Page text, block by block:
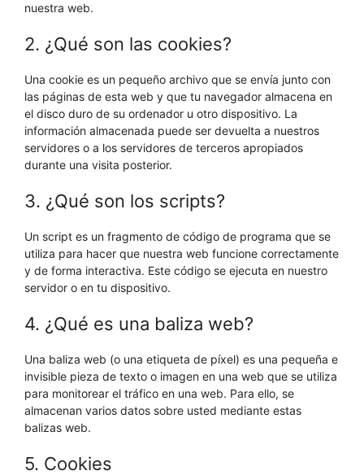
nuestra web.
2. ¿Qué son las cookies?
Una cookie es un pequeño archivo que se envía junto con
las páginas de esta web y que tu navegador almacena en
el disco duro de su ordenador u otro dispositivo. La
información almacenada puede ser devuelta a nuestros
servidores o a los servidores de terceros apropiados
durante una visita posterior.
3. ¿Qué son los scripts?
Un script es un fragmento de código de programa que se
utiliza para hacer que nuestra web funcione correctamente
y de forma interactiva. Este código se ejecuta en nuestro
servidor o en tu dispositivo.
4. ¿Qué es una baliza web?
Una baliza web (o una etiqueta de píxel) es una pequeña e
invisible pieza de texto o imagen en una web que se utiliza
para monitorear el tráfico en una web. Para ello, se
almacenan varios datos sobre usted mediante estas
balizas web.
5. Cookies